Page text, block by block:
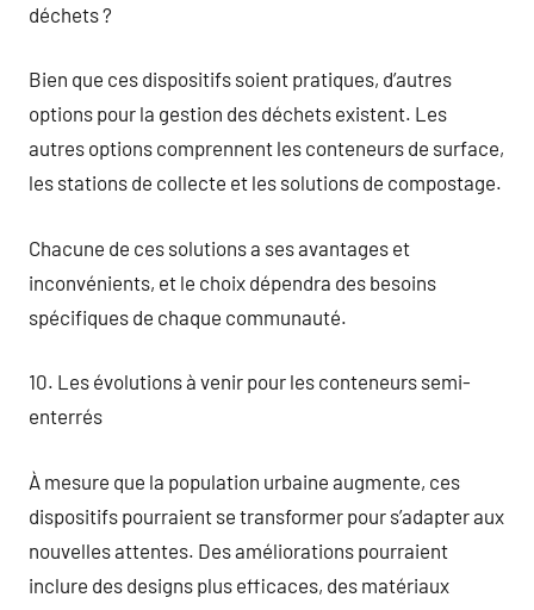
déchets ?
Bien que ces dispositifs soient pratiques, d’autres
options pour la gestion des déchets existent. Les
autres options comprennent les conteneurs de surface,
les stations de collecte et les solutions de compostage.
Chacune de ces solutions a ses avantages et
inconvénients, et le choix dépendra des besoins
spécifiques de chaque communauté.
10. Les évolutions à venir pour les conteneurs semi-
enterrés
À mesure que la population urbaine augmente, ces
dispositifs pourraient se transformer pour s’adapter aux
nouvelles attentes. Des améliorations pourraient
inclure des designs plus efficaces, des matériaux